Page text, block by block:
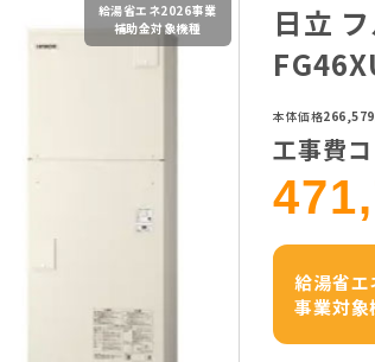
給湯省エネ2026事業
補助金対象機種
日立
本体価格
工事費
給湯省
事業対象